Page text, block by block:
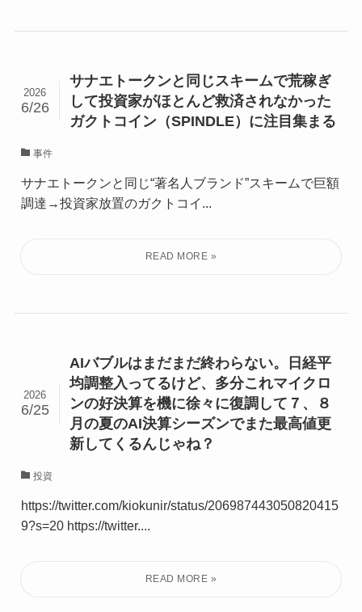
サナエトークンと同じスキームで荒稼ぎ
して投資家がほとんど救済されなかった
ガクトコイン（SPINDLE）に注目集まる
2026
6/26
事件
サナエトークンと同じ“著名人ブランド”スキームで巨額
調達→投資家放置のガクトコイ...
AIバブルはまだまだ終わらない。日経平
均調整入ってるけど、多分これマイクロ
ンの好決算を機に徐々に復調して７、８
月の夏のAI決算シーズンでまた最高値更
新してくるんじゃね？
2026
6/25
投資
https://twitter.com/kiokunir/status/206987443050820415
9?s=20 https://twitter....